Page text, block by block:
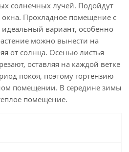
солнечных лучей. Подойдут
Прохладное помещение с
идеальный вариант, особенно
можно вынести на
от солнца. Осенью листья
оставляя на каждой ветке
покоя, поэтому гортензию
помещении. В середине зимы
помещение.